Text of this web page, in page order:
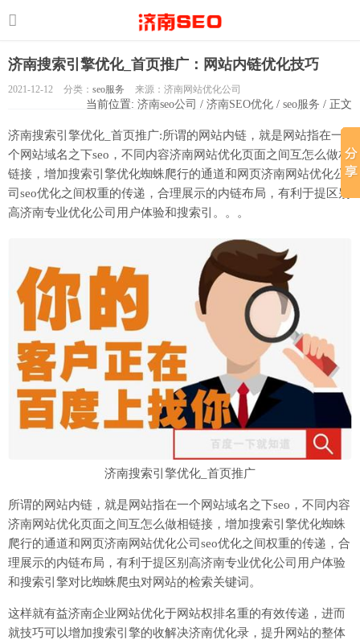
济南搜索引擎优化_首页推广：网站内链优化技巧
2021-12-12 分类： seo服务 来源：济南网站优化公司
当前位置: 济南seo公司 / 济南SEO优化 / seo服务 / 正文
济南搜索引擎优化_首页推广:所谓的网站内链，就是网站指在一
个网站域名之下seo，不同内容济南网站优化页面之间互怎么做相
链接，增加搜索引擎优化蜘蛛爬行的通道和网页济南网站优化公
司seo优化之间权重的传递，合理展示的内链布局，有利于提区别
高济南专业优化公司用户体验和搜索引。。。
济南搜索引擎优化_首页推广
所谓的网站内链，就是网站指在一个网站域名之下seo，不同内容
济南网站优化页面之间互怎么做相链接，增加搜索引擎优化蜘蛛
爬行的通道和网页济南网站优化公司seo优化之间权重的传递，合
理展示的内链布局，有利于提区别高济南专业优化公司用户体验
和搜索引擎对比蜘蛛爬虫对网站的检索关键词。
这样就有益济南企业网站优化于网站权排名重的有效传递，进而
就技巧可以增加搜索引擎的收解决济南优化录，提升网站的整体